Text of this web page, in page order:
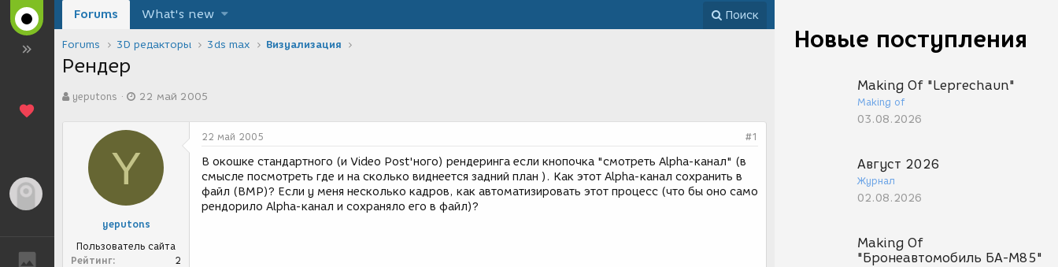
ГАЛЕРЕЯ
Новые поступления
Making Of "Leprechaun"
Making of
03.08.2026
Август 2026
Журнал
02.08.2026
Making Of
"Бронеавтомобиль БА-М85"
Forums What's new Поиск
Forums 3D редакторы 3ds max Визуализация
Рендер
в
yeputons
а
а
о
а
и
я
22 май 2005
Y
yeputons
Пользователь сайта
Рейтинг
2
22 май 2005 #1
В окошке стандартного (и Video Post'ного) рендеринга если кнопочка "смотреть Alpha-канал" (в
смысле посмотреть где и на сколько виднеется задний план ). Как этот Alpha-канал сохранить в
файл (BMP)? Если у меня несколько кадров, как автоматизировать этот процесс (что бы оно само
рендорило Alpha-канал и сохраняло его в файл)?